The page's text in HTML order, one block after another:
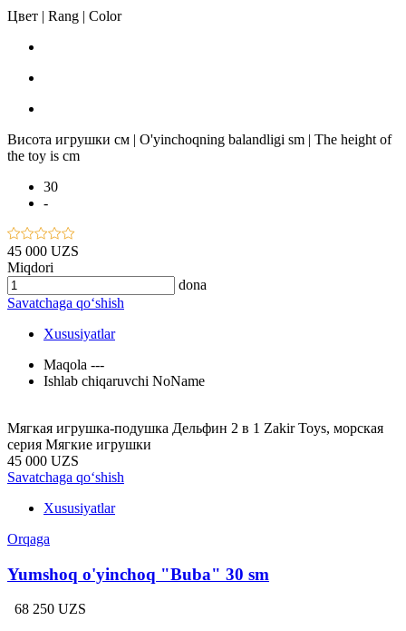
Цвет | Rang | Color
Висота игрушки см | O'yinchoqning balandligi sm | The height of
the toy is cm
30
-
45 000 UZS
Miqdori
dona
Savatchaga qo‘shish
Xususiyatlar
Maqola ---
Ishlab chiqaruvchi NoName
Мягкая игрушка-подушка Дельфин 2 в 1 Zakir Toys, морская
серия Мягкие игрушки
45 000 UZS
Savatchaga qo‘shish
Xususiyatlar
Orqaga
Yumshoq o'yinchoq "Buba" 30 sm
68 250 UZS